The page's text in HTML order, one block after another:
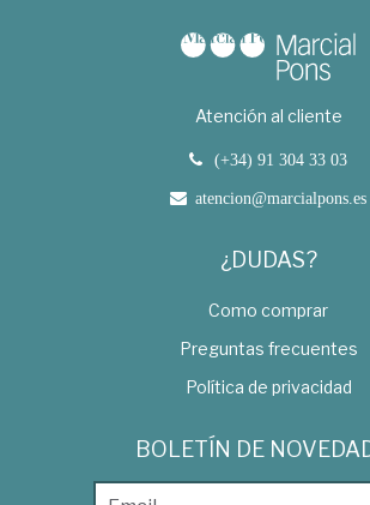
Atención al cliente
(+34) 91 304 33 03
atencion@marcialpons.es
¿DUDAS?
Como comprar
Preguntas frecuentes
Política de privacidad
BOLETÍN DE